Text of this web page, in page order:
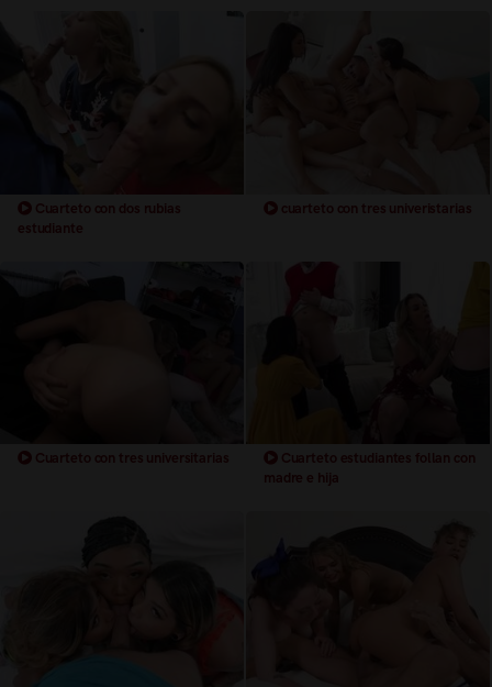
Cuarteto con dos rubias
estudiante
cuarteto con tres univeristarias
Cuarteto con tres universitarias
Cuarteto estudiantes follan con
madre e hija